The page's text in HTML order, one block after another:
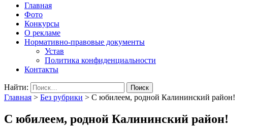
Главная
Фото
Конкурсы
О рекламе
Нормативно-правовые документы
Устав
Политика конфиденциальности
Контакты
Найти:
Главная > Без рубрики > С юбилеем, родной Калининский район!
С юбилеем, родной Калининский район!